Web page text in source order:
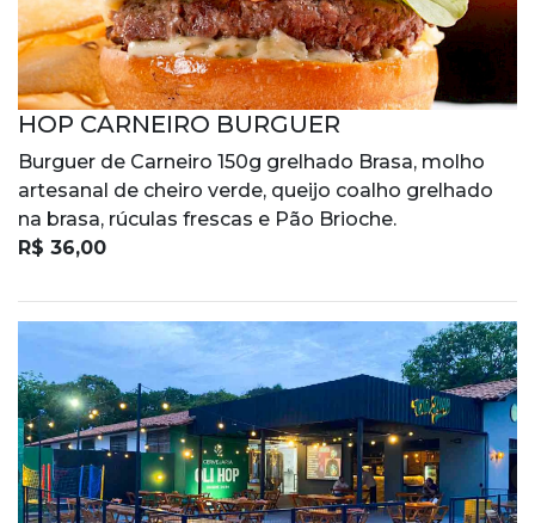
HOP CARNEIRO BURGUER
Burguer de Carneiro 150g grelhado Brasa, molho
artesanal de cheiro verde, queijo coalho grelhado
na brasa, rúculas frescas e Pão Brioche.
R$ 36,00